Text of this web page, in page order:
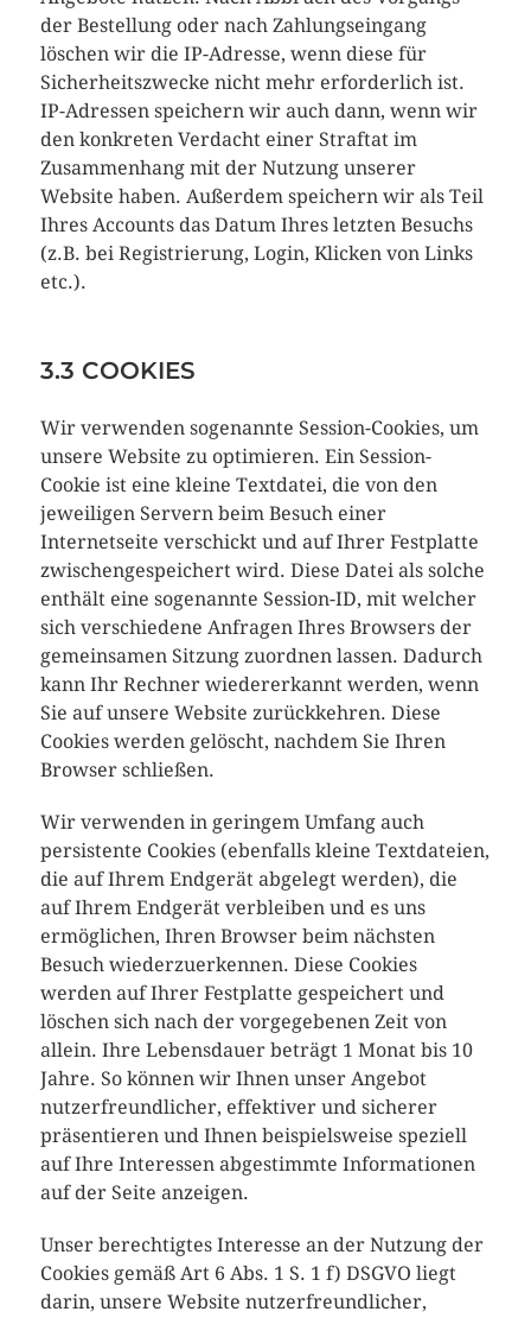
der Bestellung oder nach Zahlungseingang
löschen wir die IP-Adresse, wenn diese für
Sicherheitszwecke nicht mehr erforderlich ist.
IP-Adressen speichern wir auch dann, wenn wir
den konkreten Verdacht einer Straftat im
Zusammenhang mit der Nutzung unserer
Website haben. Außerdem speichern wir als Teil
Ihres Accounts das Datum Ihres letzten Besuchs
(z.B. bei Registrierung, Login, Klicken von Links
etc.).
3.3 COOKIES
Wir verwenden sogenannte Session-Cookies, um
unsere Website zu optimieren. Ein Session-
Cookie ist eine kleine Textdatei, die von den
jeweiligen Servern beim Besuch einer
Internetseite verschickt und auf Ihrer Festplatte
zwischengespeichert wird. Diese Datei als solche
enthält eine sogenannte Session-ID, mit welcher
sich verschiedene Anfragen Ihres Browsers der
gemeinsamen Sitzung zuordnen lassen. Dadurch
kann Ihr Rechner wiedererkannt werden, wenn
Sie auf unsere Website zurückkehren. Diese
Cookies werden gelöscht, nachdem Sie Ihren
Browser schließen.
Wir verwenden in geringem Umfang auch
persistente Cookies (ebenfalls kleine Textdateien,
die auf Ihrem Endgerät abgelegt werden), die
auf Ihrem Endgerät verbleiben und es uns
ermöglichen, Ihren Browser beim nächsten
Besuch wiederzuerkennen. Diese Cookies
werden auf Ihrer Festplatte gespeichert und
löschen sich nach der vorgegebenen Zeit von
allein. Ihre Lebensdauer beträgt 1 Monat bis 10
Jahre. So können wir Ihnen unser Angebot
nutzerfreundlicher, effektiver und sicherer
präsentieren und Ihnen beispielsweise speziell
auf Ihre Interessen abgestimmte Informationen
auf der Seite anzeigen.
Unser berechtigtes Interesse an der Nutzung der
Cookies gemäß Art 6 Abs. 1 S. 1 f) DSGVO liegt
darin, unsere Website nutzerfreundlicher,